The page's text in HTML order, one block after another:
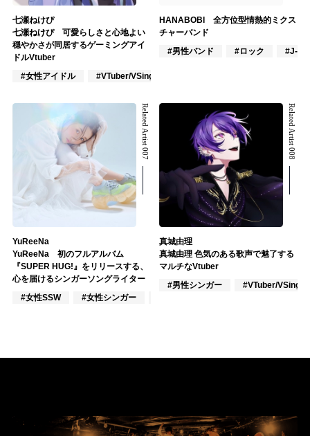
七瀬ねけぴ
七瀬ねけぴ 可愛らしさと心地よい
穏やかさが同居するゲーミングアイ
ドルVtuber
#女性アイドル
#VTuber/VSinger
HANABOBI 全方位型情熱的ミクス
チャーバンド
#男性バンド
#ロック #J-
Related Artist 007
YuReeNa
YuReeNa 初のフルアルバム
『SUPER HUG!』をリリースする、
心を届けるシンガーソングライター
#女性SSW
#女性シンガー
Related Artist 008
真城由理
真城由理 色気のある歌声で魅了する
マルチなVtuber
#男性シンガー
#VTuber/VSinger